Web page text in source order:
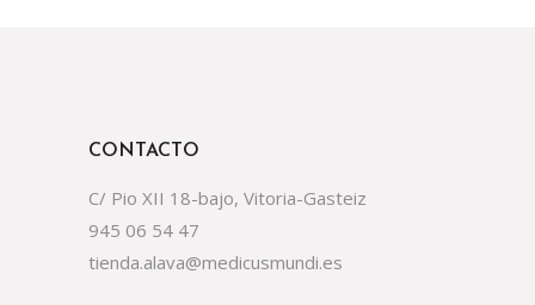
CONTACTO
C/ Pio XII 18-bajo, Vitoria-Gasteiz
945 06 54 47
tienda.alava@medicusmundi.es